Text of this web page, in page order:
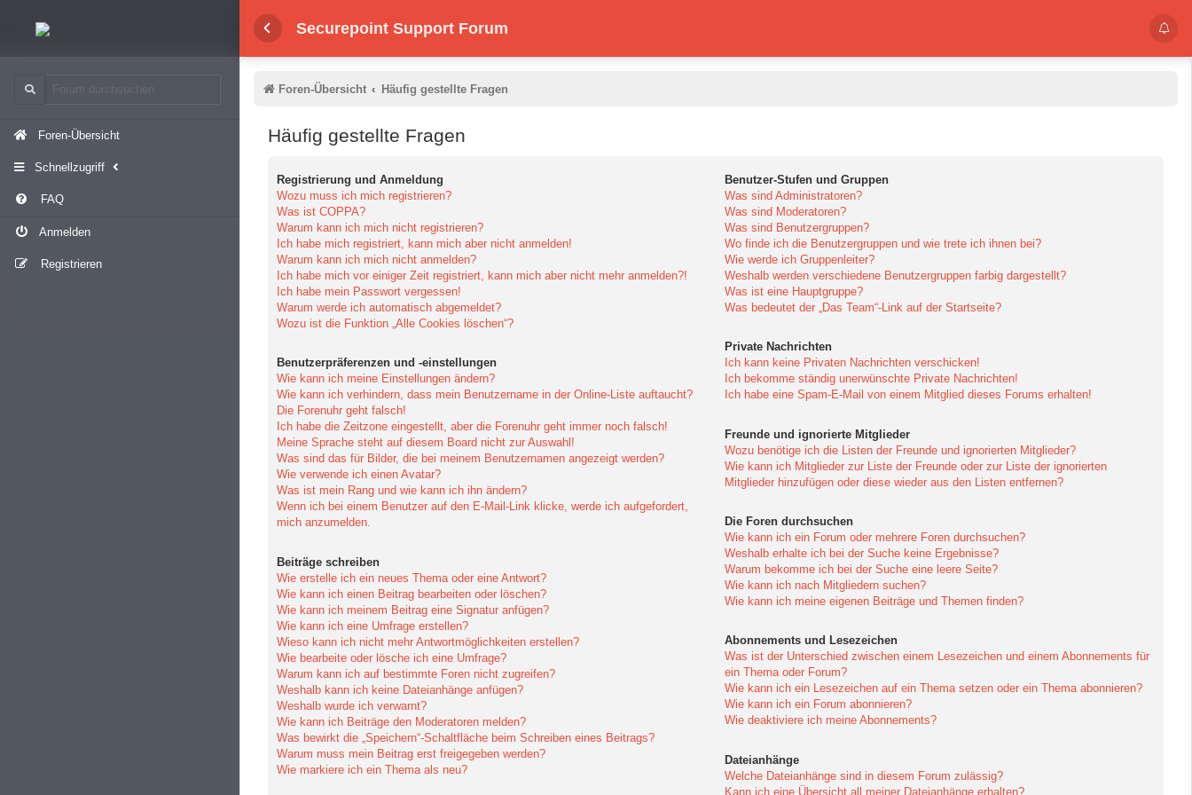
Securepoint Support Forum
Foren-Übersicht
Schnellzugriff
FAQ
Anmelden
Registrieren
Foren-Übersicht Häufig gestellte Fragen
Häufig gestellte Fragen
Registrierung und Anmeldung
Wozu muss ich mich registrieren?
Was ist COPPA?
Warum kann ich mich nicht registrieren?
Ich habe mich registriert, kann mich aber nicht anmelden!
Warum kann ich mich nicht anmelden?
Ich habe mich vor einiger Zeit registriert, kann mich aber nicht mehr anmelden?!
Ich habe mein Passwort vergessen!
Warum werde ich automatisch abgemeldet?
Wozu ist die Funktion „Alle Cookies löschen“?
Benutzerpräferenzen und -einstellungen
Wie kann ich meine Einstellungen ändern?
Wie kann ich verhindern, dass mein Benutzername in der Online-Liste auftaucht?
Die Forenuhr geht falsch!
Ich habe die Zeitzone eingestellt, aber die Forenuhr geht immer noch falsch!
Meine Sprache steht auf diesem Board nicht zur Auswahl!
Was sind das für Bilder, die bei meinem Benutzernamen angezeigt werden?
Wie verwende ich einen Avatar?
Was ist mein Rang und wie kann ich ihn ändern?
Wenn ich bei einem Benutzer auf den E-Mail-Link klicke, werde ich aufgefordert,
mich anzumelden.
Beiträge schreiben
Wie erstelle ich ein neues Thema oder eine Antwort?
Wie kann ich einen Beitrag bearbeiten oder löschen?
Wie kann ich meinem Beitrag eine Signatur anfügen?
Wie kann ich eine Umfrage erstellen?
Wieso kann ich nicht mehr Antwortmöglichkeiten erstellen?
Wie bearbeite oder lösche ich eine Umfrage?
Warum kann ich auf bestimmte Foren nicht zugreifen?
Weshalb kann ich keine Dateianhänge anfügen?
Weshalb wurde ich verwarnt?
Wie kann ich Beiträge den Moderatoren melden?
Was bewirkt die „Speichern“-Schaltfläche beim Schreiben eines Beitrags?
Warum muss mein Beitrag erst freigegeben werden?
Wie markiere ich ein Thema als neu?
Benutzer-Stufen und Gruppen
Was sind Administratoren?
Was sind Moderatoren?
Was sind Benutzergruppen?
Wo finde ich die Benutzergruppen und wie trete ich ihnen bei?
Wie werde ich Gruppenleiter?
Weshalb werden verschiedene Benutzergruppen farbig dargestellt?
Was ist eine Hauptgruppe?
Was bedeutet der „Das Team“-Link auf der Startseite?
Private Nachrichten
Ich kann keine Privaten Nachrichten verschicken!
Ich bekomme ständig unerwünschte Private Nachrichten!
Ich habe eine Spam-E-Mail von einem Mitglied dieses Forums erhalten!
Freunde und ignorierte Mitglieder
Wozu benötige ich die Listen der Freunde und ignorierten Mitglieder?
Wie kann ich Mitglieder zur Liste der Freunde oder zur Liste der ignorierten
Mitglieder hinzufügen oder diese wieder aus den Listen entfernen?
Die Foren durchsuchen
Wie kann ich ein Forum oder mehrere Foren durchsuchen?
Weshalb erhalte ich bei der Suche keine Ergebnisse?
Warum bekomme ich bei der Suche eine leere Seite?
Wie kann ich nach Mitgliedern suchen?
Wie kann ich meine eigenen Beiträge und Themen finden?
Abonnements und Lesezeichen
Was ist der Unterschied zwischen einem Lesezeichen und einem Abonnements für
ein Thema oder Forum?
Wie kann ich ein Lesezeichen auf ein Thema setzen oder ein Thema abonnieren?
Wie kann ich ein Forum abonnieren?
Wie deaktiviere ich meine Abonnements?
Dateianhänge
Welche Dateianhänge sind in diesem Forum zulässig?
Kann ich eine Übersicht all meiner Dateianhänge erhalten?